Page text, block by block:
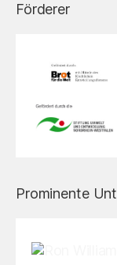
Förderer
Prominente